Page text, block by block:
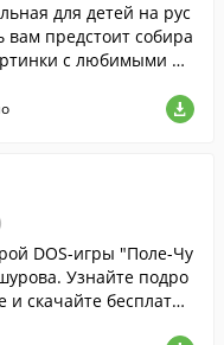
для детей на рус
вам предстоит собира
с любимыми пе
DOS-игры "Поле-Чу
Узнайте подро
и скачайте бесплатн